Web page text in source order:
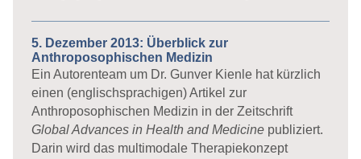
5. Dezember 2013: Überblick zur
Anthroposophischen Medizin
Ein Autorenteam um Dr. Gunver Kienle hat kürzlich
einen (englischsprachigen) Artikel zur
Anthroposophischen Medizin in der Zeitschrift
Global Advances in Health and Medicinepubliziert.
Darin wird das multimodale Therapiekonzept